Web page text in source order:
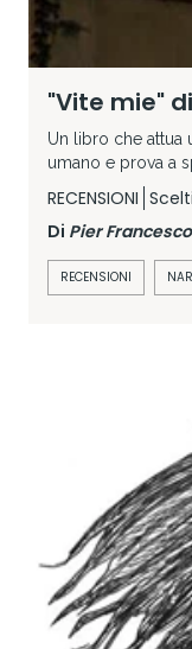
"Vite mie"
Un libro che attua
umano e prova a
RECENSIONI
Di Pier
RECENSIONI